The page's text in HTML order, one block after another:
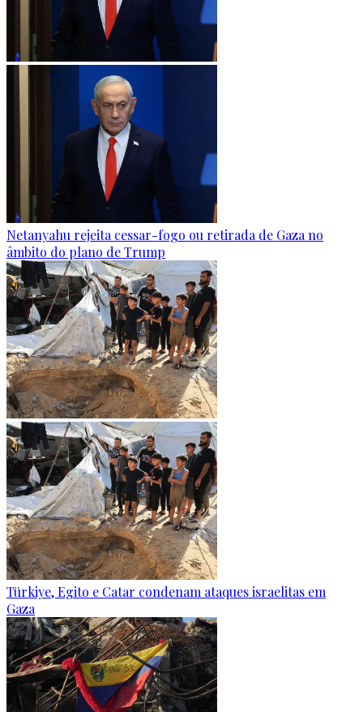
Netanyahu rejeita cessar-fogo ou retirada de Gaza no
âmbito do plano de Trump
Türkiye, Egito e Catar condenam ataques israelitas em
Gaza